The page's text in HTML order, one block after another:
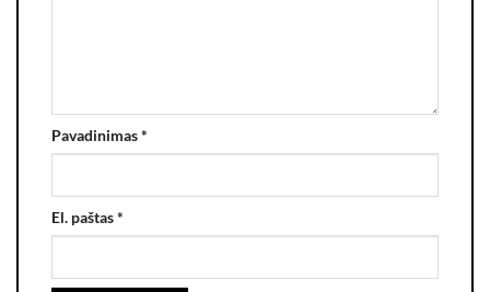
Pavadinimas*
El. paštas*